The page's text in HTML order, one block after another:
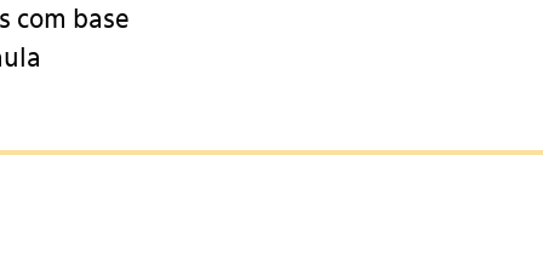
com base